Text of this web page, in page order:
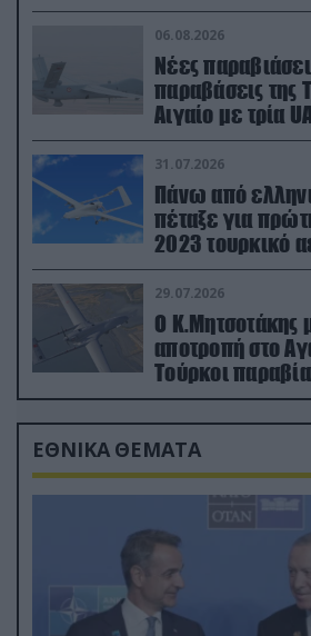
06.08.2026
Νέες
παραβάσεις της
Αιγαίο με τρία
31.07.2026
Πάνω από
πέταξε για
2023 τουρκικό
29.07.2026
Ο Κ.Μητσοτάκης
αποτροπή στο
Τούρκοι
drone
ΕΘΝΙΚΑ ΘΕΜΑΤΑ